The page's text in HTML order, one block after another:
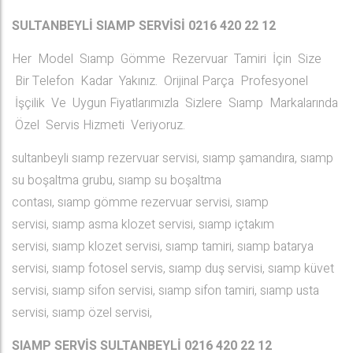
SULTANBEYLİ SIAMP SERVİSİ 0216 420 22 12
Her Model Sıamp Gömme Rezervuar Tamiri İçin Size
Bir Telefon Kadar Yakınız. Orijinal Parça Profesyonel
İşçilik Ve Uygun Fiyatlarımızla Sizlere Sıamp Markalarında
Özel Servis Hizmeti Veriyoruz.
sultanbeyli sıamp rezervuar servisi, sıamp şamandıra, sıamp
su boşaltma grubu, sıamp su boşaltma
contası, sıamp gömme rezervuar servisi, sıamp
servisi, sıamp asma klozet servisi, sıamp içtakım
servisi, sıamp klozet servisi, sıamp tamiri, sıamp batarya
servisi, sıamp fotosel servis, sıamp duş servisi, sıamp küvet
servisi, sıamp sifon servisi, sıamp sifon tamiri, sıamp usta
servisi, sıamp özel servisi,
SIAMP SERVİS SULTANBEYLİ 0216 420 22 12